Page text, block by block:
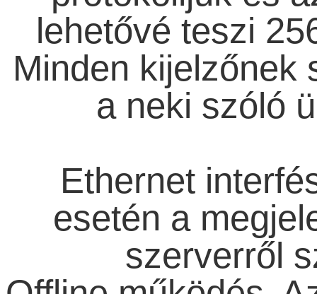
lehetővé teszi
Minden kijelzőnek
a neki szóló
Ethernet
esetén a
szerverről